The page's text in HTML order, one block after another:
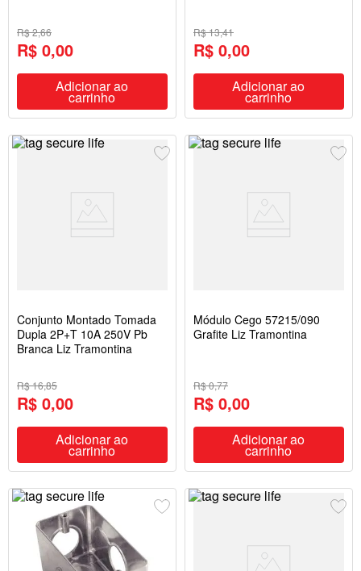
R$ 2,66
R$ 0,00
Adicionar ao
carrinho
R$ 13,41
R$ 0,00
Adicionar ao
carrinho
Conjunto Montado Tomada
Dupla 2P+T 10A 250V Pb
Branca Liz Tramontina
R$ 16,85
R$ 0,00
Adicionar ao
carrinho
Módulo Cego 57215/090
Grafite Liz Tramontina
R$ 0,77
R$ 0,00
Adicionar ao
carrinho